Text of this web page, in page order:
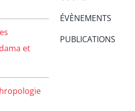
et
ÉVÈNEMENTS
PUBLICATIONS